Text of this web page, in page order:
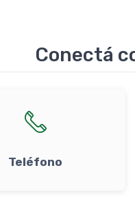
Conectá
Teléfono